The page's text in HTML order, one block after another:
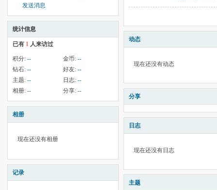
发送消息
统计信息
已有 1 人来访过
积分: -- 金币: --
钻石: -- 好友: --
主题: -- 日志: --
相册: -- 分享: --
相册
现在还没有相册
记录
动态
现在还没有动态
分享
日志
现在还没有日志
主题